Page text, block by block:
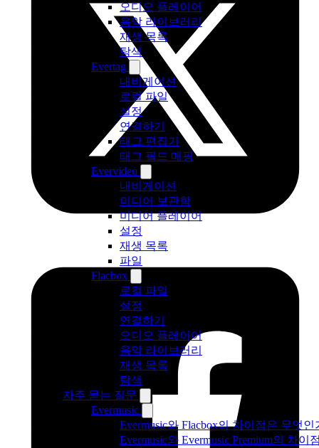
오디오 플레이어
음악 라이브러리
재생 목록
탐색
Evertag
내비게이션
로컬 파일
설정
연결하기
태그 편집기
태그 필드 매핑
Evervideo
내비게이션
미디어 보관함
미디어 플레이어
설정
재생 목록
파일
Flacbox
로컬 파일
설정
연결하기
오디오 플레이어
음악 라이브러리
재생 목록
탐색
자주 묻는 질문
Evermusic
Evermusic와 Flacbox의 차이점은 무엇인
Evermusic와 Evermusic Premium의 차이